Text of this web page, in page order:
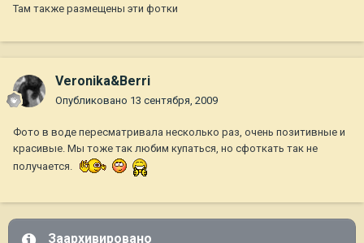
Там также размещены эти фотки
Veronika&Berri
Опубликовано 13 сентября, 2009
Фото в воде пересматривала несколько раз, очень позитивные и
красивые. Мы тоже так любим купаться, но сфоткать так не
получается.
Заархивировано